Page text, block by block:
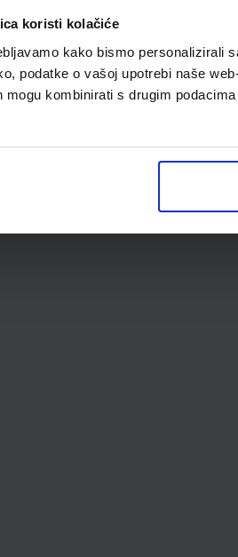
koristi kolačiće
kako bismo personalizirali
podatke o vašoj upotrebi naše
mogu kombinirati s drugim